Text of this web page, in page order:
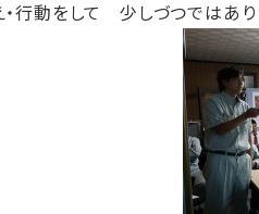
行動をして 少しづつではあり